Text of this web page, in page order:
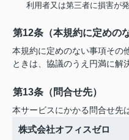
利用者又は第三者に損害が
第12条（本規約に定めの
本規約に定めのない事項その
ときは、協議のうえ円満に解
第13条（問合せ先）
本サービスにかかる問合せ先
株式会社オフィスゼロ